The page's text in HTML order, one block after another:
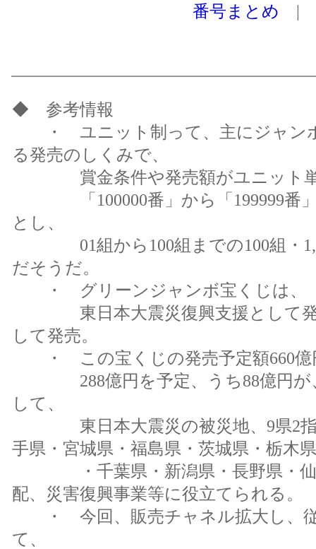
番号まとめ |
◆ 参考情報
・ ユニット制って、主にジャン
る発売のしくみで、
賞金条件や発売額がユニット単
「100000番」から「199999番」
とし、
01組から100組までの100組・
だそうだ。
・ グリーンジャンボ宝くじは、
東日本大震災復興支援として発
して発売。
・ この宝くじの発売予定額660億
288億円を予定、うち88億円が、
して、
東日本大震災の被災地、9県2指
手県・宮城県・福島県・茨城県・栃木県
・千葉県・新潟県・長野県・仙
配、災害復興事業等に役立てられる。
・ 今回、販売チャネル拡大し、従
て、